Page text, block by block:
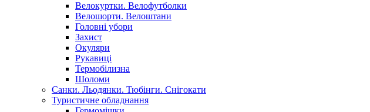
Велокуртки. Велофутболки
Велошорти. Велоштани
Головні убори
Захист
Окуляри
Рукавиці
Термобілизна
Шоломи
Санки. Льодянки. Тюбінги. Снігокати
Туристичне обладнання